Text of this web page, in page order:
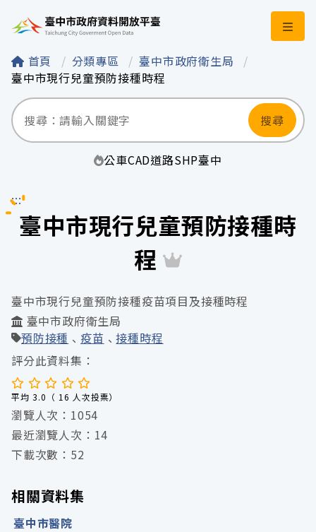
臺中市政府資料開
首頁 分類專區
臺中市政府衛生局
臺中市現行兒童預防接種時程
搜尋
公車CAD道路SHP臺中
:::
臺中市現行兒童預防接種時
程
臺中市現行兒童預防接種疫苗項目及接種時程
臺中市政府衛生局
預防接種
疫苗
接種時程
評分此資料集：
平均 3.0（ 16 人次投票）
瀏覽人次：1054
最近瀏覽人次：14
下載次數：52
相關資料集
臺中市醫院